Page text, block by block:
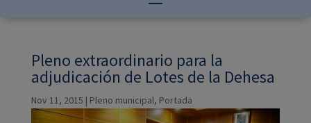
Pleno extraordinario para la
adjudicación de Lotes de la Dehesa
Nov 11, 2015 | Pleno municipal, Portada